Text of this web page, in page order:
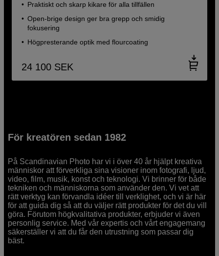
Praktiskt och skarp kikare för alla tillfällen
Open-brige design ger bra grepp och smidig
fokusering
Högpresterande optik med flourcoating
24 100 SEK
För kreatören sedan 1982
På Scandinavian Photo har vi i över 40 år hjälpt kreativa
människor att förverkliga sina visioner inom fotografi, ljud,
video, film, musik, konst och teknologi. Vi brinner för både
tekniken och människorna som använder den. Vi vet att
rätt verktyg kan förvandla idéer till verklighet, och vi är här
för att guida dig så att du väljer rätt produkter för det du vill
göra. Förutom högkvalitativa produkter, erbjuder vi även
personlig service. Med vår expertis och vårt engagemang
säkerställer vi att du får den utrustning som passar dig
bäst.